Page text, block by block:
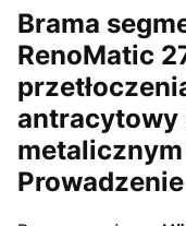
Brama
RenoMatic
antracytowy